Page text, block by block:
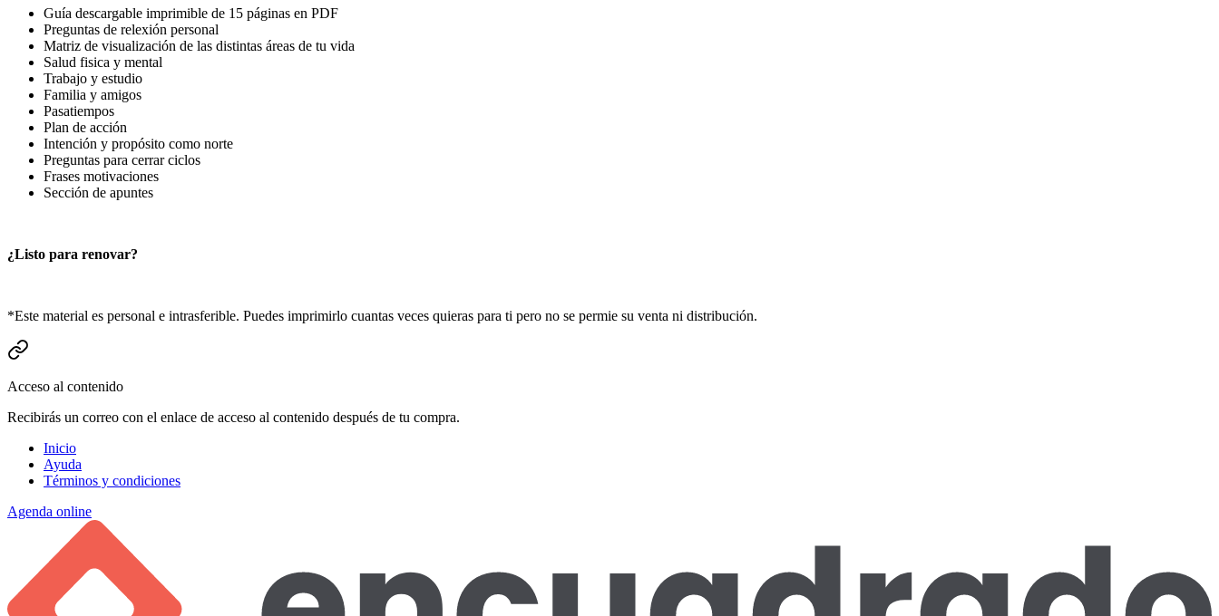
Guía descargable imprimible de 15 páginas en PDF
Preguntas de relexión personal
Matriz de visualización de las distintas áreas de tu vida
Salud fisica y mental
Trabajo y estudio
Familia y amigos
Pasatiempos
Plan de acción
Intención y propósito como norte
Preguntas para cerrar ciclos
Frases motivaciones
Sección de apuntes
¿Listo para renovar?
*Este material es personal e intrasferible. Puedes imprimirlo cuantas veces quieras para ti pero no se permie su venta ni distribución.
Acceso al contenido
Recibirás un correo con el enlace de acceso al contenido después de tu compra.
Inicio
Ayuda
Términos y condiciones
Agenda online